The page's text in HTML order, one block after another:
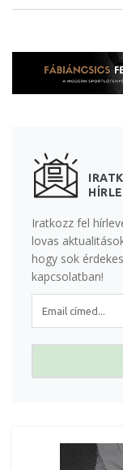
Iratkozz fel
lovas
hogy sok
kapcsolatban!